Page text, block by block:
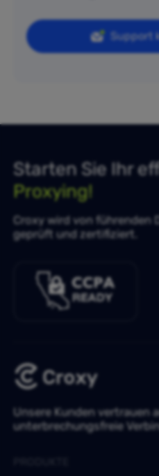
Support
Starten Sie Ihr
Proxying!
Croxy wird von führenden
geprüft und zertifiziert.
Unsere Kunden vertrauen
unterbrechungsfreie